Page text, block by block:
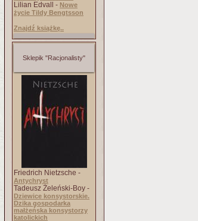
Lilian Edvall - Nowe
życie Tildy Bengtsson
Znajdź książkę..
Sklepik "Racjonalisty"
Friedrich Nietzsche -
Antychryst
Tadeusz Żeleński-Boy -
Dziewice konsystorskie.
Dzika gospodarka
małżeńska konsystorzy
katolickich